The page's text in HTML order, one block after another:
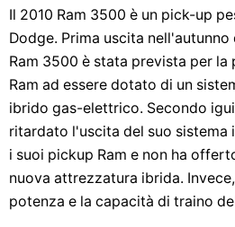
Il 2010 Ram 3500 è un pick-up
Dodge. Prima uscita
Ram 3500 è stata prevista per la
Ram ad essere dotato di un
ibrido gas-elettrico. Secondo
ritardato l'uscita del suo
i suoi pickup Ram e non ha
nuova attrezzatura ibrida.
potenza e la capacità di traino